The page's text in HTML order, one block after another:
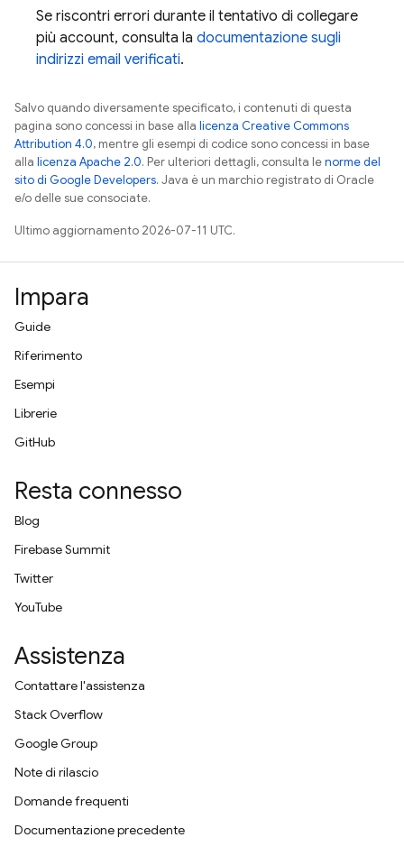
Se riscontri errori durante il tentativo di collegare
più account, consulta la documentazione sugli
indirizzi email verificati.
Salvo quando diversamente specificato, i contenuti di questa
pagina sono concessi in base alla licenza Creative Commons
Attribution 4.0, mentre gli esempi di codice sono concessi in base
alla licenza Apache 2.0. Per ulteriori dettagli, consulta lenorme del
sito di Google Developers. Java è un marchio registrato di Oracle
e/o delle sue consociate.
Ultimo aggiornamento 2026-07-11 UTC.
Impara
Guide
Riferimento
Esempi
Librerie
GitHub
Resta connesso
Blog
Firebase Summit
Twitter
YouTube
Assistenza
Contattare l'assistenza
Stack Overflow
Google Group
Note di rilascio
Domande frequenti
Documentazione precedente